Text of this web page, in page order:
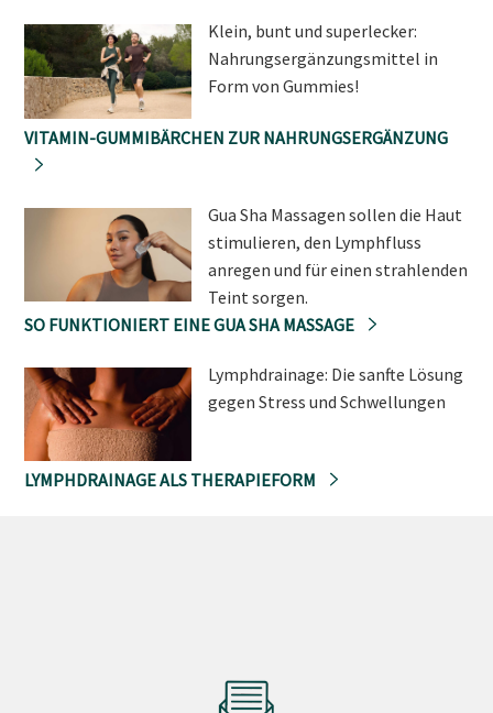
Klein, bunt und superlecker:
Nahrungsergänzungsmittel in
Form von Gummies!
VITAMIN-GUMMIBÄRCHEN ZUR NAHRUNGSERGÄNZUNG
Gua Sha Massagen sollen die Haut
stimulieren, den Lymphfluss
anregen und für einen strahlenden
Teint sorgen.
SO FUNKTIONIERT EINE GUA SHA MASSAGE
Lymphdrainage: Die sanfte Lösung
gegen Stress und Schwellungen
LYMPHDRAINAGE ALS THERAPIEFORM